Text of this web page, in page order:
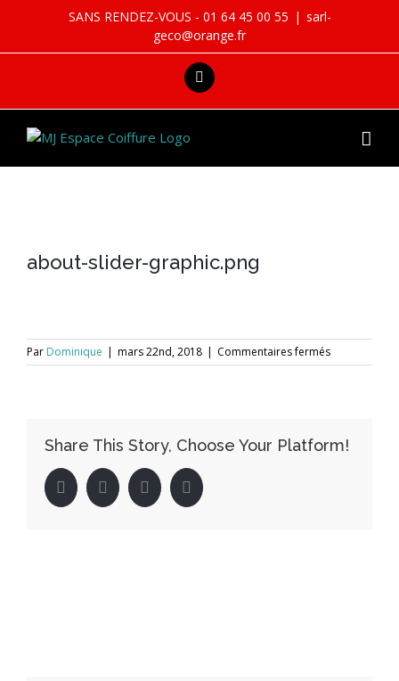
content
SANS RENDEZ-VOUS - 01 64 45 00 55 | sarl-
geco@orange.fr
facebook
about-slider-graphic.png
Par Dominique | mars 22nd, 2018 | Commentaires ferméssur
about-
Share This Story, Choose Your Platform!
facebooktwitter linkedin pinterest